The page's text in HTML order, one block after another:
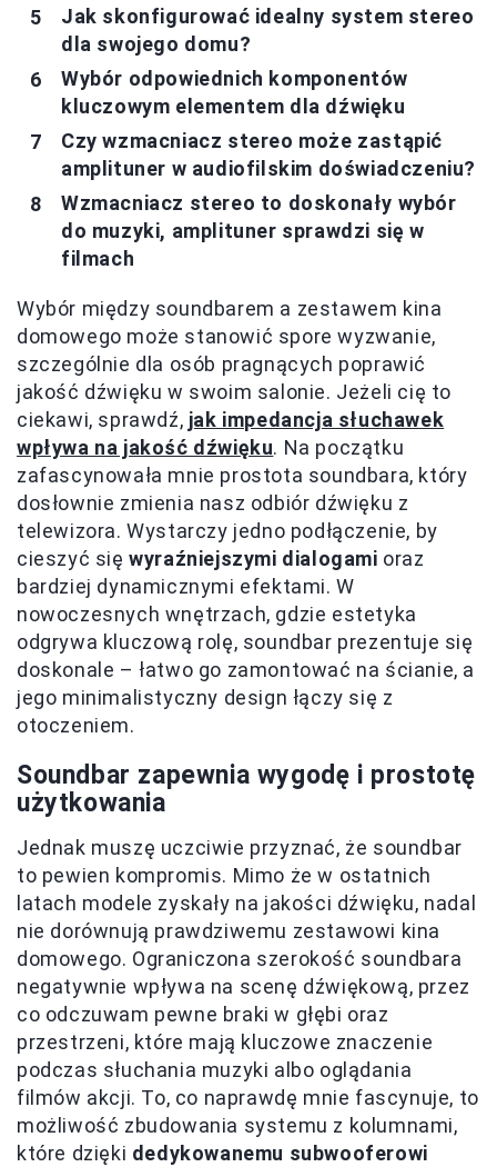
Jak skonfigurować idealny system stereo
dla swojego domu?
Wybór odpowiednich komponentów
kluczowym elementem dla dźwięku
Czy wzmacniacz stereo może zastąpić
amplituner w audiofilskim doświadczeniu?
Wzmacniacz stereo to doskonały wybór
do muzyki, amplituner sprawdzi się w
filmach
Wybór między soundbarem a zestawem kina
domowego może stanowić spore wyzwanie,
szczególnie dla osób pragnących poprawić
jakość dźwięku w swoim salonie. Jeżeli cię to
ciekawi, sprawdź, jak impedancja słuchawek
wpływa na jakość dźwięku. Na początku
zafascynowała mnie prostota soundbara, który
dosłownie zmienia nasz odbiór dźwięku z
telewizora. Wystarczy jedno podłączenie, by
cieszyć sięwyraźniejszymi dialogami oraz
bardziej dynamicznymi efektami. W
nowoczesnych wnętrzach, gdzie estetyka
odgrywa kluczową rolę, soundbar prezentuje się
doskonale – łatwo go zamontować na ścianie, a
jego minimalistyczny design łączy się z
otoczeniem.
Soundbar zapewnia wygodę i prostotę
użytkowania
Jednak muszę uczciwie przyznać, że soundbar
to pewien kompromis. Mimo że w ostatnich
latach modele zyskały na jakości dźwięku, nadal
nie dorównują prawdziwemu zestawowi kina
domowego. Ograniczona szerokość soundbara
negatywnie wpływa na scenę dźwiękową, przez
co odczuwam pewne braki w głębi oraz
przestrzeni, które mają kluczowe znaczenie
podczas słuchania muzyki albo oglądania
filmów akcji. To, co naprawdę mnie fascynuje, to
możliwość zbudowania systemu z kolumnami,
które dzięki dedykowanemu subwooferowi